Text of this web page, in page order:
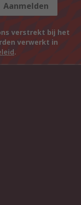
Aanmelden
verstrekt bij het
verwerkt in
.